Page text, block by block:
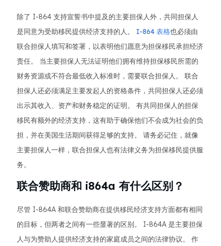
除了 I-864 支持宣誓书中提及的主要担保人外，共同担保人
是同意为受助移民提供经济支持的人。 I-864 表格也必须由
联合担保人填写和签署，以表明他们愿意为担保移民承担经济
责任。 当主要担保人无法证明他们拥有维持担保移民所需的
财务资源或不符合最低收入标准时，需要联合担保人。 联合
担保人还必须满足主要发起人的资格条件，共同担保人还必须
出示其收入、资产和财务稳定的证明。 有共同担保人的担保
移民有额外的经济支持，这有助于确保他们不会成为社会的负
担，并在美国生活期间获得足够的支持。 请务必记住，就像
主要担保人一样，联合担保人也有法律义务为担保移民提供服
务。
联合赞助商和 i864a 有什么区别？
尽管 I-864A 和联合赞助商在提供移民经济支持方面都有相同
的目标，但两者之间有一些显著的区别。 I-864A 是主要担保
人与为赞助人提供经济支持的家庭成员之间的法律协议。 作